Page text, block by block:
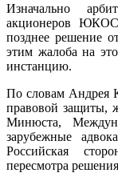
Изначально
акционеров
позднее решение
этим жалоба на
инстанцию.
По словам Андрея
правовой защиты,
Минюста,
зарубежные
Российская
пересмотра